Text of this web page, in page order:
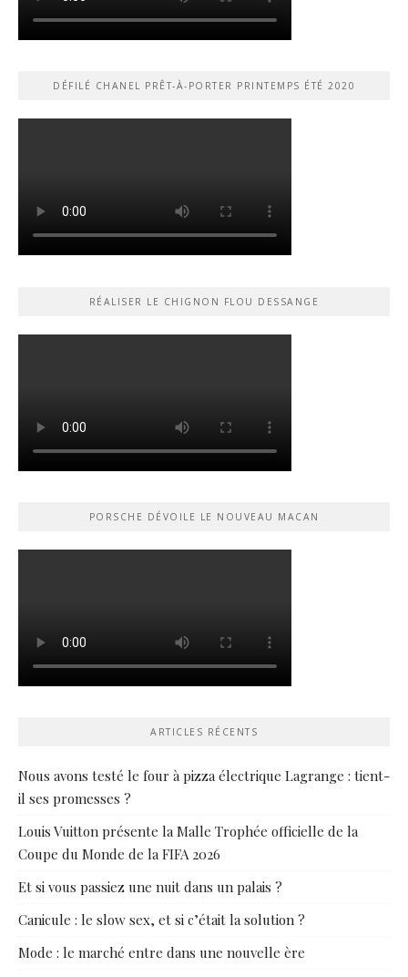
DÉFILÉ CHANEL PRÊT-À-PORTER PRINTEMPS ÉTÉ 2020
RÉALISER LE CHIGNON FLOU DESSANGE
PORSCHE DÉVOILE LE NOUVEAU MACAN
ARTICLES RÉCENTS
Nous avons testé le four à pizza électrique Lagrange : tient-
il ses promesses ?
Louis Vuitton présente la Malle Trophée officielle de la
Coupe du Monde de la FIFA 2026
Et si vous passiez une nuit dans un palais ?
Canicule : le slow sex, et si c’était la solution ?
Mode : le marché entre dans une nouvelle ère